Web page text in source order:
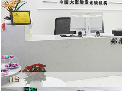
前台